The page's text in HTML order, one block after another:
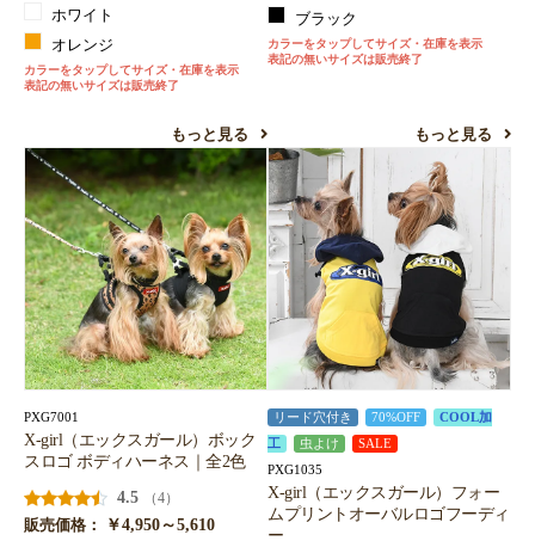
ホワイト
オレンジ
カラーをタップしてサイズ・在庫を表示
表記の無いサイズは販売終了
もっと見る
ブラック
カラーをタップしてサイズ・在庫を表示
表記の無いサイズは販売終了
もっと見る
PXG7001
X-girl（エックスガール）ボック
スロゴ ボディハーネス｜全2色
4.5
（4）
販売価格：
￥4,950～5,610
リード穴付き 70%OFF
COOL加
工
虫よけ SALE
PXG1035
X-girl（エックスガール）フォー
ムプリントオーバルロゴフーディ
ー